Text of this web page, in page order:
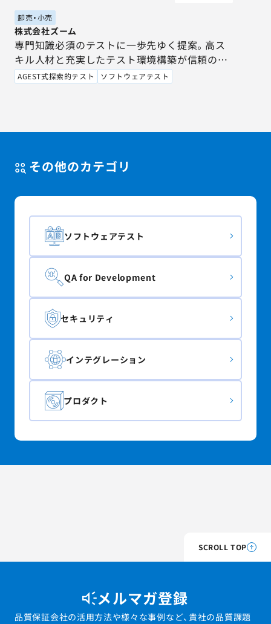
卸売・小売
株式会社ズーム
専門知識必須のテストに一歩先ゆく提案。高ス
キル人材と充実したテスト環境構築が信頼の理
由。
AGEST式探索的テスト ソフトウェアテスト
その他のカテゴリ
ソフトウェアテスト
QA for Development
セキュリティ
インテグレーション
プロダクト
SCROLL TOP
メルマガ登録
品質保証会社の活用方法や様々な事例など、貴社の品質課題